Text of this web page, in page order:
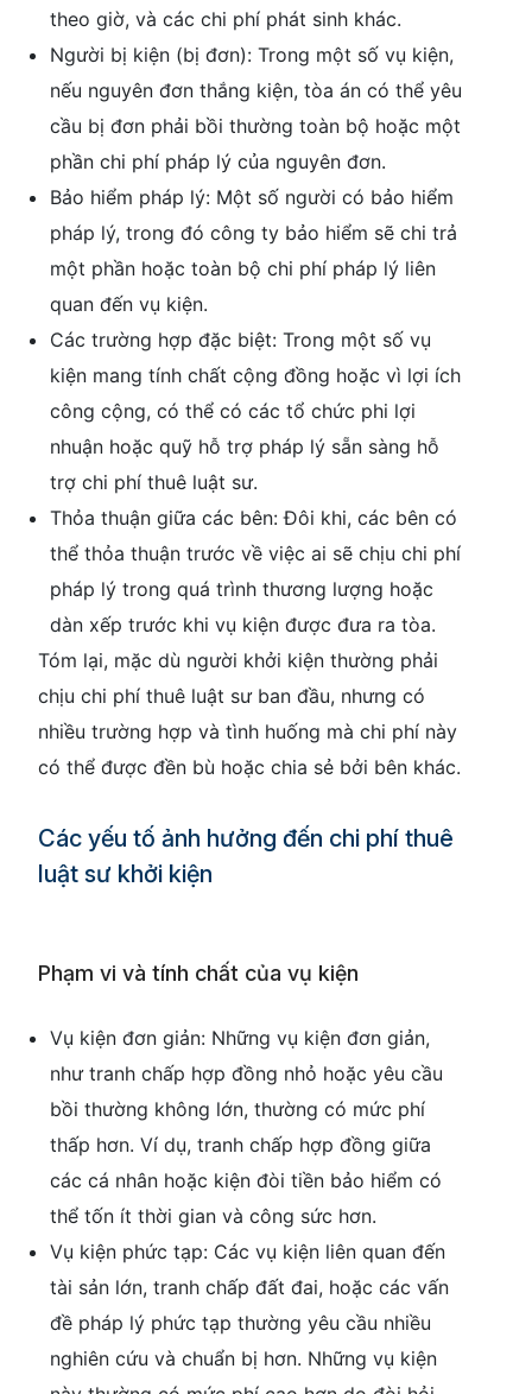
theo giờ, và các chi phí phát sinh khác.
Người bị kiện (bị đơn): Trong một số vụ kiện,
nếu nguyên đơn thắng kiện, tòa án có thể yêu
cầu bị đơn phải bồi thường toàn bộ hoặc một
phần chi phí pháp lý của nguyên đơn.
Bảo hiểm pháp lý: Một số người có bảo hiểm
pháp lý, trong đó công ty bảo hiểm sẽ chi trả
một phần hoặc toàn bộ chi phí pháp lý liên
quan đến vụ kiện.
Các trường hợp đặc biệt: Trong một số vụ
kiện mang tính chất cộng đồng hoặc vì lợi ích
công cộng, có thể có các tổ chức phi lợi
nhuận hoặc quỹ hỗ trợ pháp lý sẵn sàng hỗ
trợ chi phí thuê luật sư.
Thỏa thuận giữa các bên: Đôi khi, các bên có
thể thỏa thuận trước về việc ai sẽ chịu chi phí
pháp lý trong quá trình thương lượng hoặc
dàn xếp trước khi vụ kiện được đưa ra tòa.
Tóm lại, mặc dù người khởi kiện thường phải
chịu chi phí thuê luật sư ban đầu, nhưng có
nhiều trường hợp và tình huống mà chi phí này
có thể được đền bù hoặc chia sẻ bởi bên khác.
Các yếu tố ảnh hưởng đến chi phí thuê
luật sư khởi kiện
Phạm vi và tính chất của vụ kiện
Vụ kiện đơn giản: Những vụ kiện đơn giản,
như tranh chấp hợp đồng nhỏ hoặc yêu cầu
bồi thường không lớn, thường có mức phí
thấp hơn. Ví dụ, tranh chấp hợp đồng giữa
các cá nhân hoặc kiện đòi tiền bảo hiểm có
thể tốn ít thời gian và công sức hơn.
Vụ kiện phức tạp: Các vụ kiện liên quan đến
tài sản lớn, tranh chấp đất đai, hoặc các vấn
đề pháp lý phức tạp thường yêu cầu nhiều
nghiên cứu và chuẩn bị hơn. Những vụ kiện